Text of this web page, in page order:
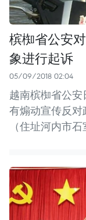
槟椥省公安
象进行起诉
05/09/2018 02:04
越南槟椥省公
有煽动宣传反对
（住址河内市